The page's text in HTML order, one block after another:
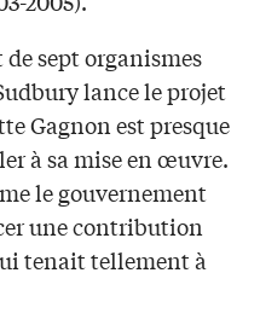
sept organismes
lance le projet
Gagnon est presque
à sa mise en œuvre.
le gouvernement
une contribution
tenait tellement à